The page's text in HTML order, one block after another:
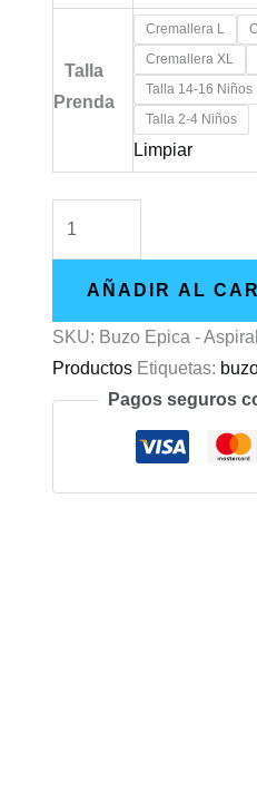
Talla
Prenda
Cremallera L
Cremallera XL
Talla 14-16 Niños
Talla 2-4 Niños
Limpiar
cantidad
AÑADIR AL
SKU: Buzo Epica - Aspiral
Productos Etiquetas:
Pagos seguros